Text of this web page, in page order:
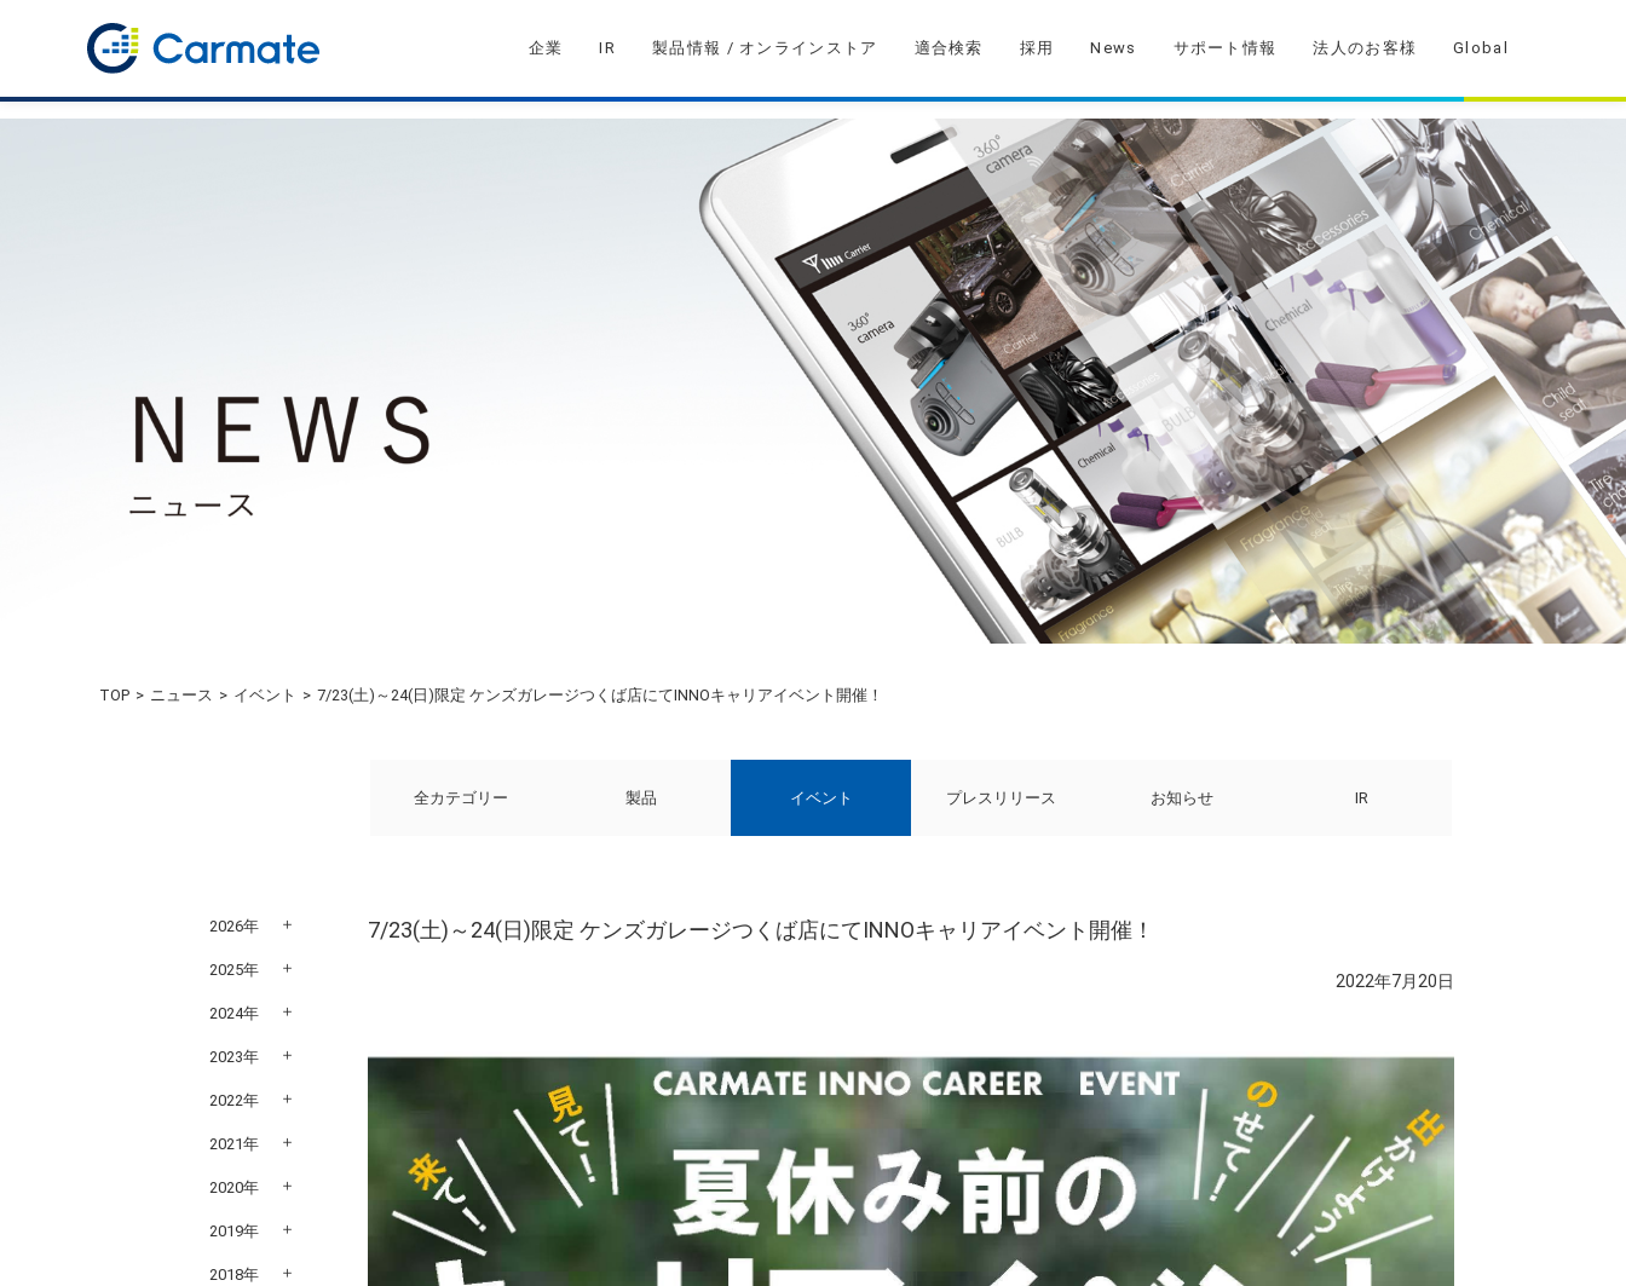
企業 IR 製品情報 / オンラインストア 適合検索 採用 News サポート情報 法人のお客様 Global
TOP ニュース イベント 7/23(土)～24(日)限定 ケンズガレージつくば店にてINNOキャリアイベント開催！
全カテゴリー 製品 イベント プレスリリース お知らせ IR
7/23(土)～24(日)限定 ケンズガレージつくば店にてINNOキャリアイベント開催！
2022年7月20日
2026年
2025年
2024年
2023年
2022年
2021年
2020年
2019年
2018年